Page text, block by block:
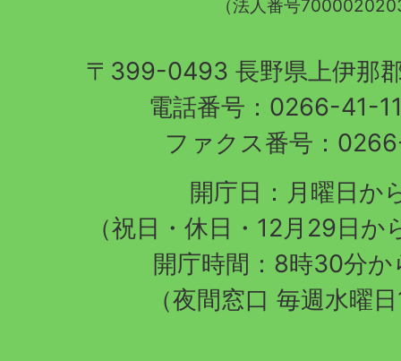
（法人番号
〒399-0493 長野県上伊那
電話番号：0266-41-
ファクス番号：
開庁日：月曜日か
（祝日・休日・12月29日
開庁時間：8時30分か
（夜間窓口 毎週水曜